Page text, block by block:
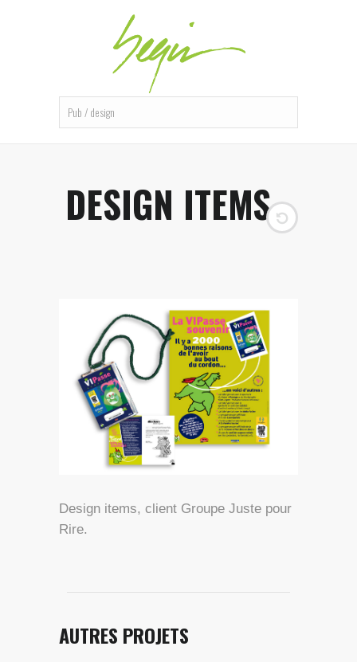
DESIGN ITEMS
Design items, client Groupe Juste pour
Rire.
AUTRES PROJETS